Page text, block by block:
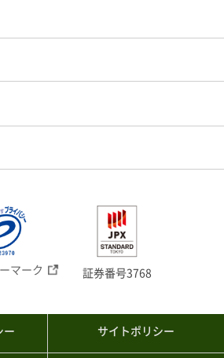
マーク 証券番号3768
ー サイトポリシー